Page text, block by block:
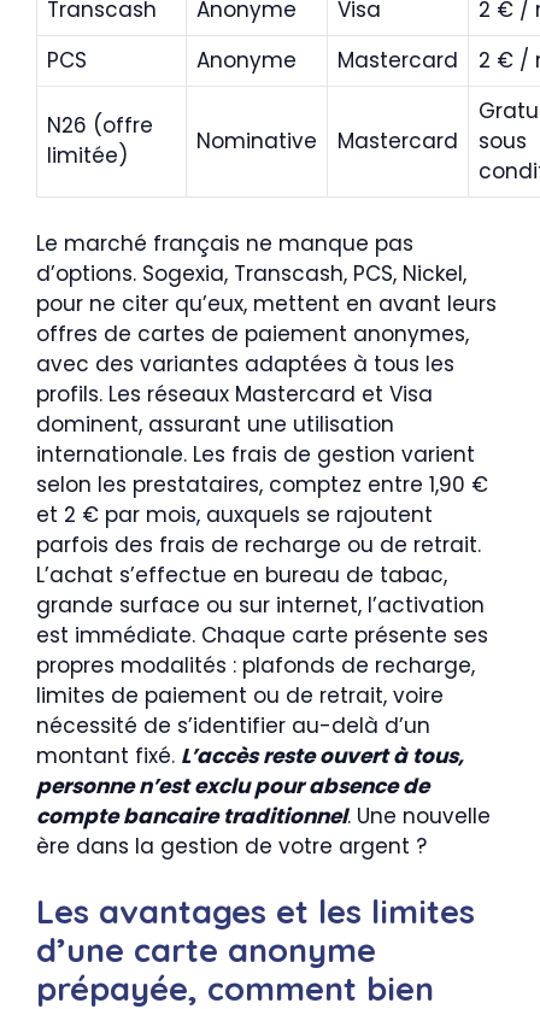
Transcash Anonyme Visa
2 € /
PCS
Anonyme Mastercard 2 € /
N26 (offre
limitée)
Nominative Mastercard
sous
Le marché français ne manque pas
d’options. Sogexia, Transcash, PCS, Nickel,
pour ne citer qu’eux, mettent en avant leurs
offres de cartes de paiement anonymes,
avec des variantes adaptées à tous les
profils. Les réseaux Mastercard et Visa
dominent, assurant une utilisation
internationale. Les frais de gestion varient
selon les prestataires, comptez entre 1,90 €
et 2 € par mois, auxquels se rajoutent
parfois des frais de recharge ou de retrait.
L’achat s’effectue en bureau de tabac,
grande surface ou sur internet, l’activation
est immédiate. Chaque carte présente ses
propres modalités : plafonds de recharge,
limites de paiement ou de retrait, voire
nécessité de s’identifier au-delà d’un
montant fixé. L’accès reste ouvert à tous,
personne n’est exclu pour absence de
compte bancaire traditionnel. Une nouvelle
ère dans la gestion de votre argent ?
Les avantages et les limites
d’une carte anonyme
prépayée, comment bien